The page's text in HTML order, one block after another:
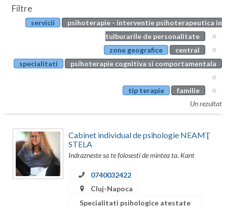
Botosani
Calarasi
Caras-Severin
Cluj
Constanta
Articole
Evenimente
Membri
Filtre
servicii
psihoterapie - interventie psihoterapeutica in
tulburarile de personalitate
zone geografice
central
specialitati
psihoterapie cognitiva si comportamentala
tip terapie
familie
Un rezultat
Cabinet individual de psihologie NEAMŢ
STELA
Indrazneste sa te folosesti de mintea ta. Kant
0740032422
Cluj-Napoca
Specialitati psihologice atestate